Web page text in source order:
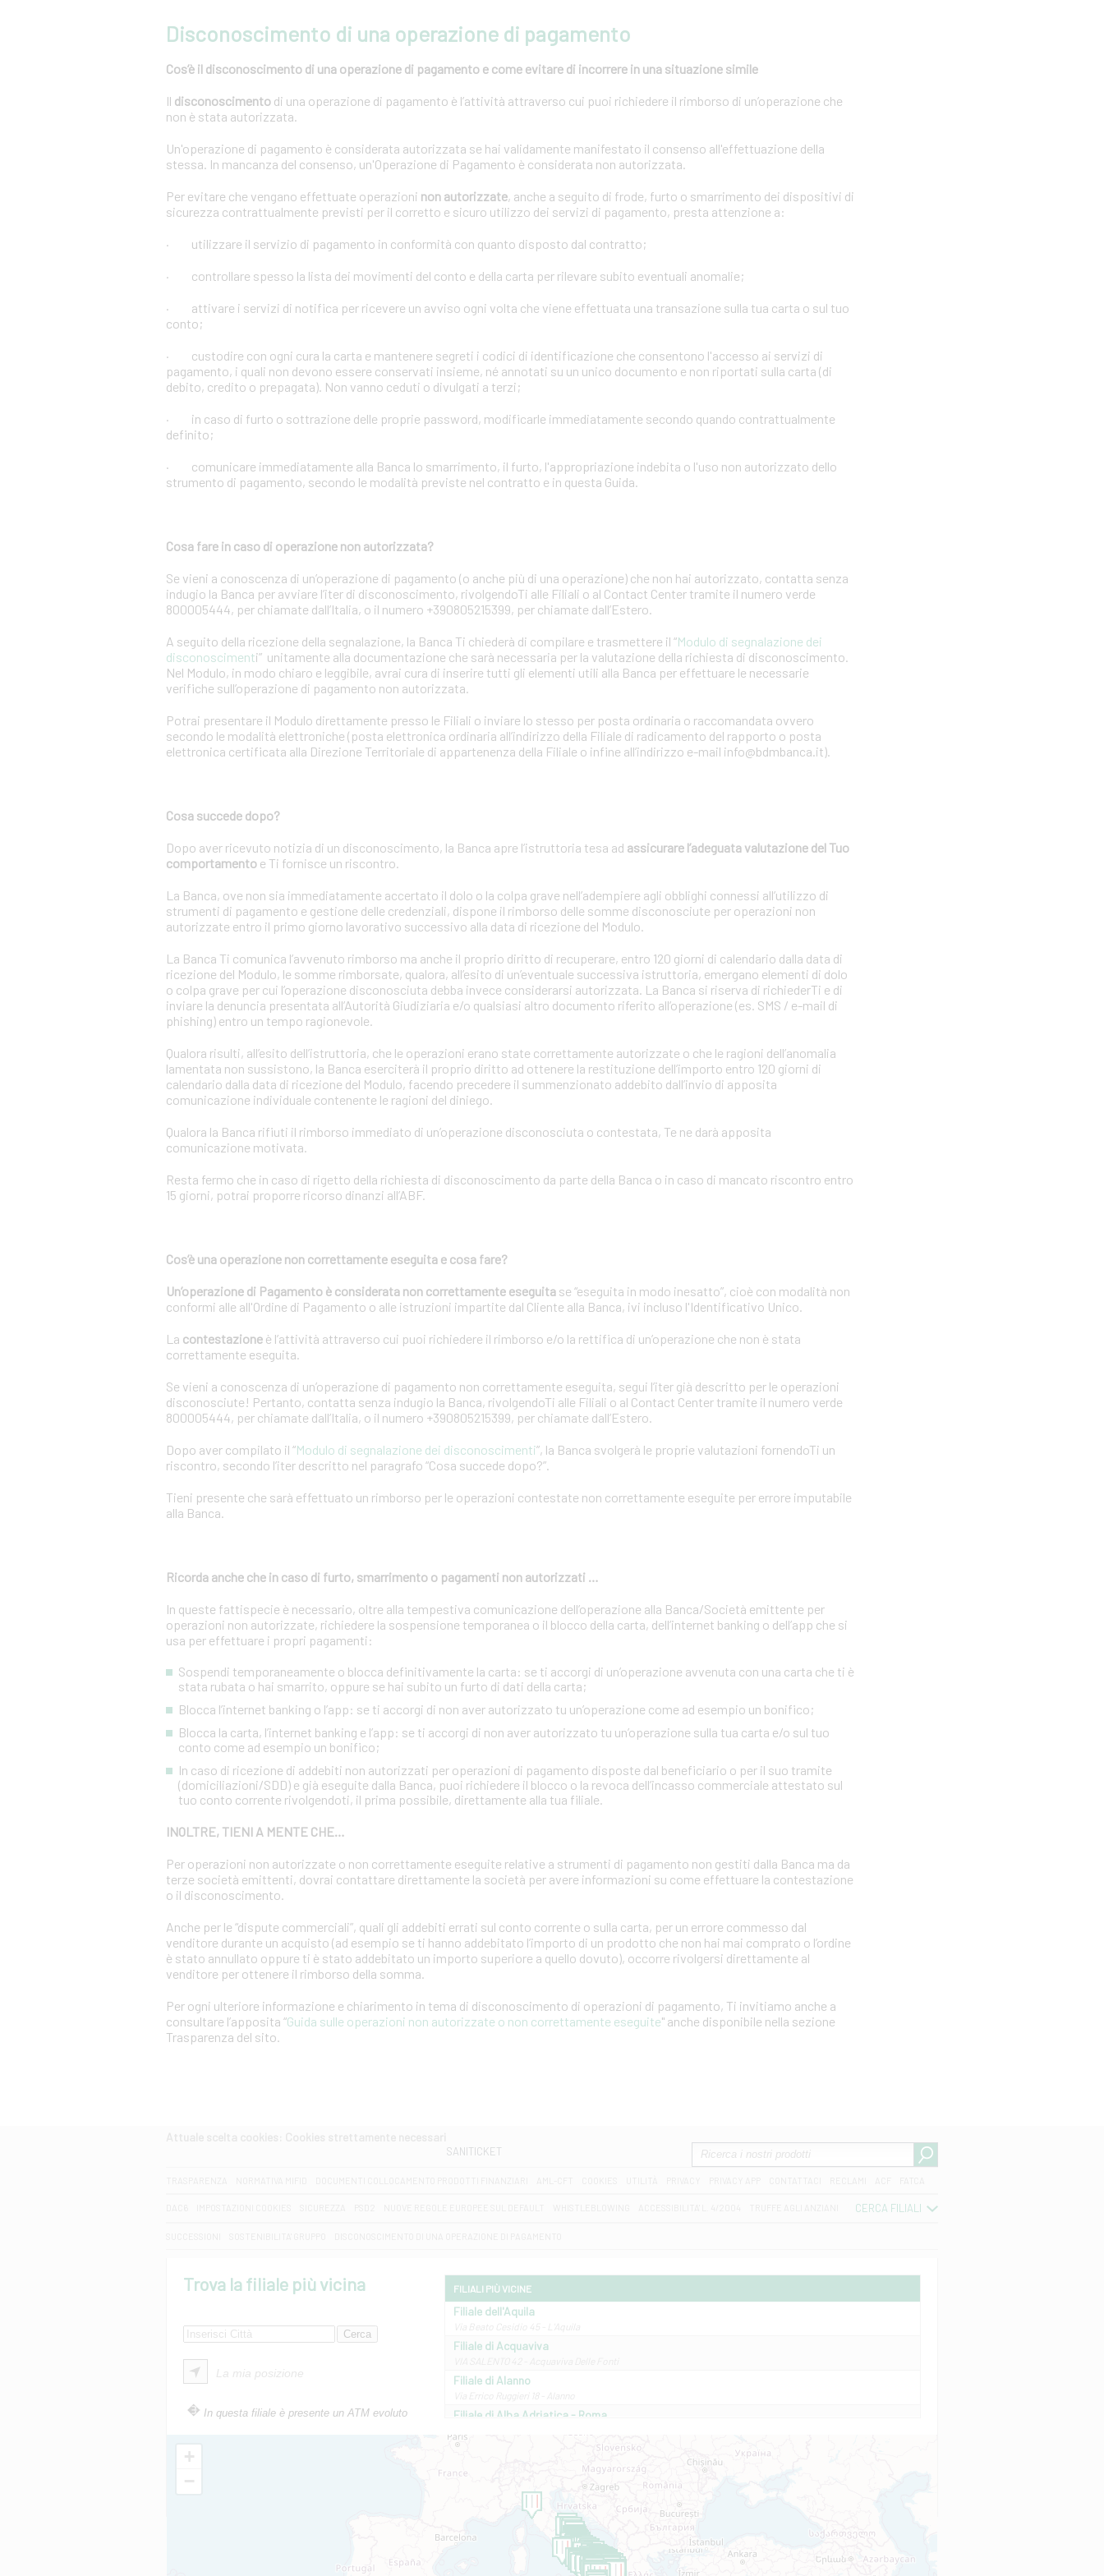
Disconoscimento di una operazione di pagamento
Cos’è il disconoscimento di una operazione di pagamento e come evitare di incorrere in una situazione simile
Il disconoscimento di una operazione di pagamento è l’attività attraverso cui puoi richiedere il rimborso di un’operazione che
non è stata autorizzata.
Un'operazione di pagamento è considerata autorizzata se hai validamente manifestato il consenso all'effettuazione della
stessa. In mancanza del consenso, un'Operazione di Pagamento è considerata non autorizzata.
Per evitare che vengano effettuate operazioni non autorizzate, anche a seguito di frode, furto o smarrimento dei dispositivi di
sicurezza contrattualmente previsti per il corretto e sicuro utilizzo dei servizi di pagamento, presta attenzione a:
· utilizzare il servizio di pagamento in conformità con quanto disposto dal contratto;
· controllare spesso la lista dei movimenti del conto e della carta per rilevare subito eventuali anomalie;
· attivare i servizi di notifica per ricevere un avviso ogni volta che viene effettuata una transazione sulla tua carta o sul tuo
conto;
· custodire con ogni cura la carta e mantenere segreti i codici di identificazione che consentono l'accesso ai servizi di
pagamento, i quali non devono essere conservati insieme, né annotati su un unico documento e non riportati sulla carta (di
debito, credito o prepagata). Non vanno ceduti o divulgati a terzi;
· in caso di furto o sottrazione delle proprie password, modificarle immediatamente secondo quando contrattualmente
definito;
· comunicare immediatamente alla Banca lo smarrimento, il furto, l'appropriazione indebita o l'uso non autorizzato dello
strumento di pagamento, secondo le modalità previste nel contratto e in questa Guida.
Cosa fare in caso di operazione non autorizzata?
Se vieni a conoscenza di un’operazione di pagamento (o anche più di una operazione) che non hai autorizzato, contatta senza
indugio la Banca per avviare l’iter di disconoscimento, rivolgendoTi alle Filiali o al Contact Center tramite il numero verde
800005444, per chiamate dall’Italia, o il numero +390805215399, per chiamate dall’Estero.
A seguito della ricezione della segnalazione, la Banca Ti chiederà di compilare e trasmettere il “Modulo di segnalazione dei
disconoscimenti” unitamente alla documentazione che sarà necessaria per la valutazione della richiesta di disconoscimento.
Nel Modulo, in modo chiaro e leggibile, avrai cura di inserire tutti gli elementi utili alla Banca per effettuare le necessarie
verifiche sull’operazione di pagamento non autorizzata.
Potrai presentare il Modulo direttamente presso le Filiali o inviare lo stesso per posta ordinaria o raccomandata ovvero
secondo le modalità elettroniche (posta elettronica ordinaria all’indirizzo della Filiale di radicamento del rapporto o posta
elettronica certificata alla Direzione Territoriale di appartenenza della Filiale o infine all’indirizzo e-mail info@bdmbanca.it).
Cosa succede dopo?
Dopo aver ricevuto notizia di un disconoscimento, la Banca apre l’istruttoria tesa ad assicurare l’adeguata valutazione del Tuo
comportamento e Ti fornisce un riscontro.
La Banca, ove non sia immediatamente accertato il dolo o la colpa grave nell’adempiere agli obblighi connessi all’utilizzo di
strumenti di pagamento e gestione delle credenziali, dispone il rimborso delle somme disconosciute per operazioni non
autorizzate entro il primo giorno lavorativo successivo alla data di ricezione del Modulo.
La Banca Ti comunica l’avvenuto rimborso ma anche il proprio diritto di recuperare, entro 120 giorni di calendario dalla data di
ricezione del Modulo, le somme rimborsate, qualora, all’esito di un’eventuale successiva istruttoria, emergano elementi di dolo
o colpa grave per cui l’operazione disconosciuta debba invece considerarsi autorizzata. La Banca si riserva di richiederTi e di
inviare la denuncia presentata all’Autorità Giudiziaria e/o qualsiasi altro documento riferito all’operazione (es. SMS / e-mail di
phishing) entro un tempo ragionevole.
Qualora risulti, all’esito dell’istruttoria, che le operazioni erano state correttamente autorizzate o che le ragioni dell’anomalia
lamentata non sussistono, la Banca eserciterà il proprio diritto ad ottenere la restituzione dell’importo entro 120 giorni di
calendario dalla data di ricezione del Modulo, facendo precedere il summenzionato addebito dall’invio di apposita
comunicazione individuale contenente le ragioni del diniego.
Qualora la Banca rifiuti il rimborso immediato di un’operazione disconosciuta o contestata, Te ne darà apposita
comunicazione motivata.
Resta fermo che in caso di rigetto della richiesta di disconoscimento da parte della Banca o in caso di mancato riscontro entro
15 giorni, potrai proporre ricorso dinanzi all’ABF.
Cos’è una operazione non correttamente eseguita e cosa fare?
Un’operazione di Pagamento è considerata non correttamente eseguita se “eseguita in modo inesatto”, cioè con modalità non
conformi alle all'Ordine di Pagamento o alle istruzioni impartite dal Cliente alla Banca, ivi incluso l'Identificativo Unico.
La contestazione è l’attività attraverso cui puoi richiedere il rimborso e/o la rettifica di un’operazione che non è stata
correttamente eseguita.
Se vieni a conoscenza di un’operazione di pagamento non correttamente eseguita, segui l’iter già descritto per le operazioni
disconosciute! Pertanto, contatta senza indugio la Banca, rivolgendoTi alle Filiali o al Contact Center tramite il numero verde
800005444, per chiamate dall’Italia, o il numero +390805215399, per chiamate dall’Estero.
Dopo aver compilato il “Modulo di segnalazione dei disconoscimenti”, la Banca svolgerà le proprie valutazioni fornendoTi un
riscontro, secondo l’iter descritto nel paragrafo “Cosa succede dopo?”.
Tieni presente che sarà effettuato un rimborso per le operazioni contestate non correttamente eseguite per errore imputabile
alla Banca.
Ricorda anche che in caso di furto, smarrimento o pagamenti non autorizzati …
In queste fattispecie è necessario, oltre alla tempestiva comunicazione dell’operazione alla Banca/Società emittente per
operazioni non autorizzate, richiedere la sospensione temporanea o il blocco della carta, dell’internet banking o dell’app che si
usa per effettuare i propri pagamenti:
Sospendi temporaneamente o blocca definitivamente la carta: se ti accorgi di un’operazione avvenuta con una carta che ti è
stata rubata o hai smarrito, oppure se hai subito un furto di dati della carta;
Blocca l’internet banking o l’app: se ti accorgi di non aver autorizzato tu un’operazione come ad esempio un bonifico;
Blocca la carta, l’internet banking e l’app: se ti accorgi di non aver autorizzato tu un’operazione sulla tua carta e/o sul tuo
conto come ad esempio un bonifico;
In caso di ricezione di addebiti non autorizzati per operazioni di pagamento disposte dal beneficiario o per il suo tramite
(domiciliazioni/SDD) e già eseguite dalla Banca, puoi richiedere il blocco o la revoca dell’incasso commerciale attestato sul
tuo conto corrente rivolgendoti, il prima possibile, direttamente alla tua filiale.
INOLTRE, TIENI A MENTE CHE…
Per operazioni non autorizzate o non correttamente eseguite relative a strumenti di pagamento non gestiti dalla Banca ma da
terze società emittenti, dovrai contattare direttamente la società per avere informazioni su come effettuare la contestazione
o il disconoscimento.
Anche per le “dispute commerciali”, quali gli addebiti errati sul conto corrente o sulla carta, per un errore commesso dal
venditore durante un acquisto (ad esempio se ti hanno addebitato l’importo di un prodotto che non hai mai comprato o l’ordine
è stato annullato oppure ti è stato addebitato un importo superiore a quello dovuto), occorre rivolgersi direttamente al
venditore per ottenere il rimborso della somma.
Per ogni ulteriore informazione e chiarimento in tema di disconoscimento di operazioni di pagamento, Ti invitiamo anche a
consultare l’apposita “Guida sulle operazioni non autorizzate o non correttamente eseguite" anche disponibile nella sezione
Trasparenza del sito.
SANITICKET
CERCA FILIALI
Trova la filiale più vicina
La mia posizione
In questa filiale è presente un ATM evoluto
+
−
FILIALI PIÙ VICINE
Filiale dell'Aquila
Filiale di Acquaviva
Filiale di Alanno
Filiale di Alba Adriatica - Roma
Filiale di Altamura
VIA VITTORIO VENETO 79/81 A - Altamura
Filiale di Andretta
C.SO VITTORIO VENETO 8 - Andretta
Filiale di Andria 1 - Crispi
VIALE CRISPI 50/A - Andria